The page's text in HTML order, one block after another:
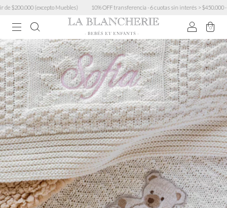
(excepto Muebles) 10% OFF transferencia · 6 cuotas sin interés > $450.000 · 3
0